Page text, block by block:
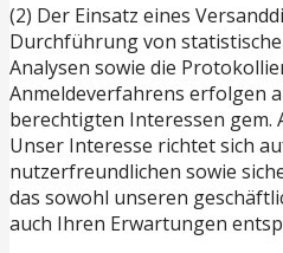
(2) Der Einsatz eines
Durchführung von
Analysen sowie die
Anmeldeverfahrens erfolgen
berechtigten Interessen gem.
Unser Interesse richtet sich
nutzerfreundlichen sowie
das sowohl unseren
auch Ihren Erwartungen